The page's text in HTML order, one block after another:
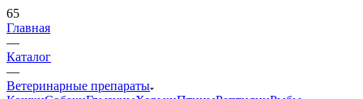
65
Главная
—
Каталог
—
Ветеринарные препараты